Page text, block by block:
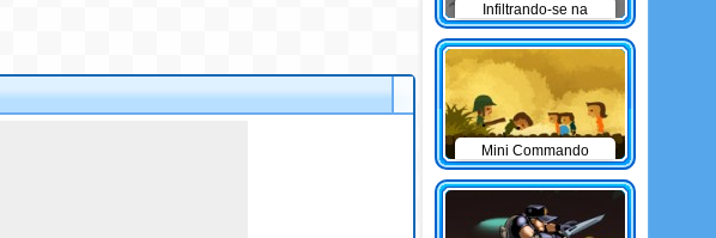
Infiltrando-se na
Aeronave
Mini Commando